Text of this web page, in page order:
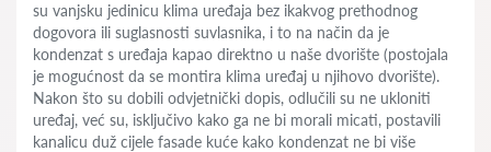
su vanjsku jedinicu klima uređaja bez ikakvog prethodnog
dogovora ili suglasnosti suvlasnika, i to na način da je
kondenzat s uređaja kapao direktno u naše dvorište (postojala
je mogućnost da se montira klima uređaj u njihovo dvorište).
Nakon što su dobili odvjetnički dopis, odlučili su ne ukloniti
uređaj, već su, isključivo kako ga ne bi morali micati, postavili
kanalicu duž cijele fasade kuće kako kondenzat ne bi više